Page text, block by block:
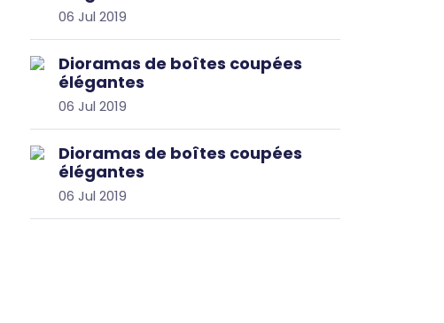
06 Jul 2019
Dioramas de boîtes coupées
élégantes
06 Jul 2019
Dioramas de boîtes coupées
élégantes
06 Jul 2019